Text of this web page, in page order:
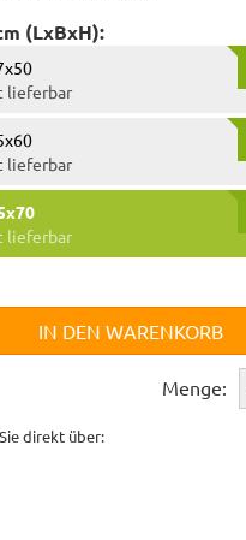
(LxBxH):
lieferbar
lieferbar
lieferbar
IN DEN WARENKORB
Menge:
direkt über: